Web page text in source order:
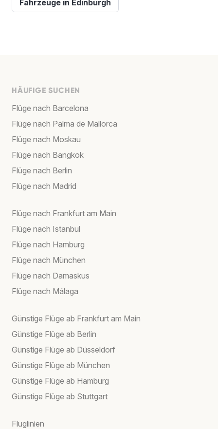
Fahrzeuge in Edinburgh
HÄUFIGE SUCHEN
Flüge nach Barcelona
Flüge nach Palma de Mallorca
Flüge nach Moskau
Flüge nach Bangkok
Flüge nach Berlin
Flüge nach Madrid
Flüge nach Frankfurt am Main
Flüge nach Istanbul
Flüge nach Hamburg
Flüge nach München
Flüge nach Damaskus
Flüge nach Málaga
Günstige Flüge ab Frankfurt am Main
Günstige Flüge ab Berlin
Günstige Flüge ab Düsseldorf
Günstige Flüge ab München
Günstige Flüge ab Hamburg
Günstige Flüge ab Stuttgart
Fluglinien